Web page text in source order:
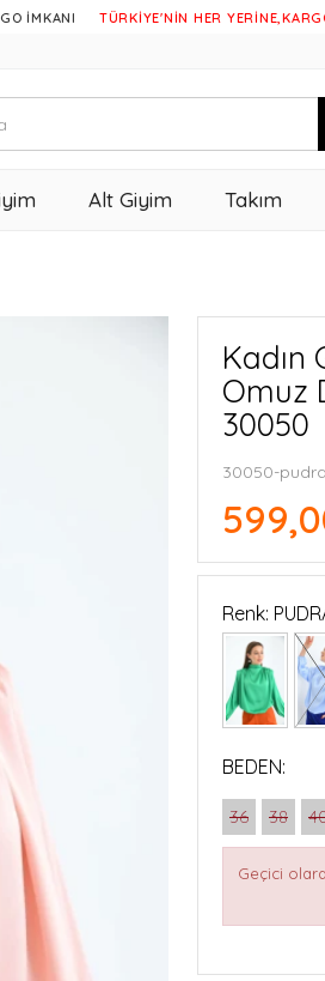
TÜRKİYE'NİN HER YERİNE,KARGO
Alt Giyim Takım
Kadın
Omuz
30050
30050-pudra
Renk:
BEDEN:
36 38
Geçici